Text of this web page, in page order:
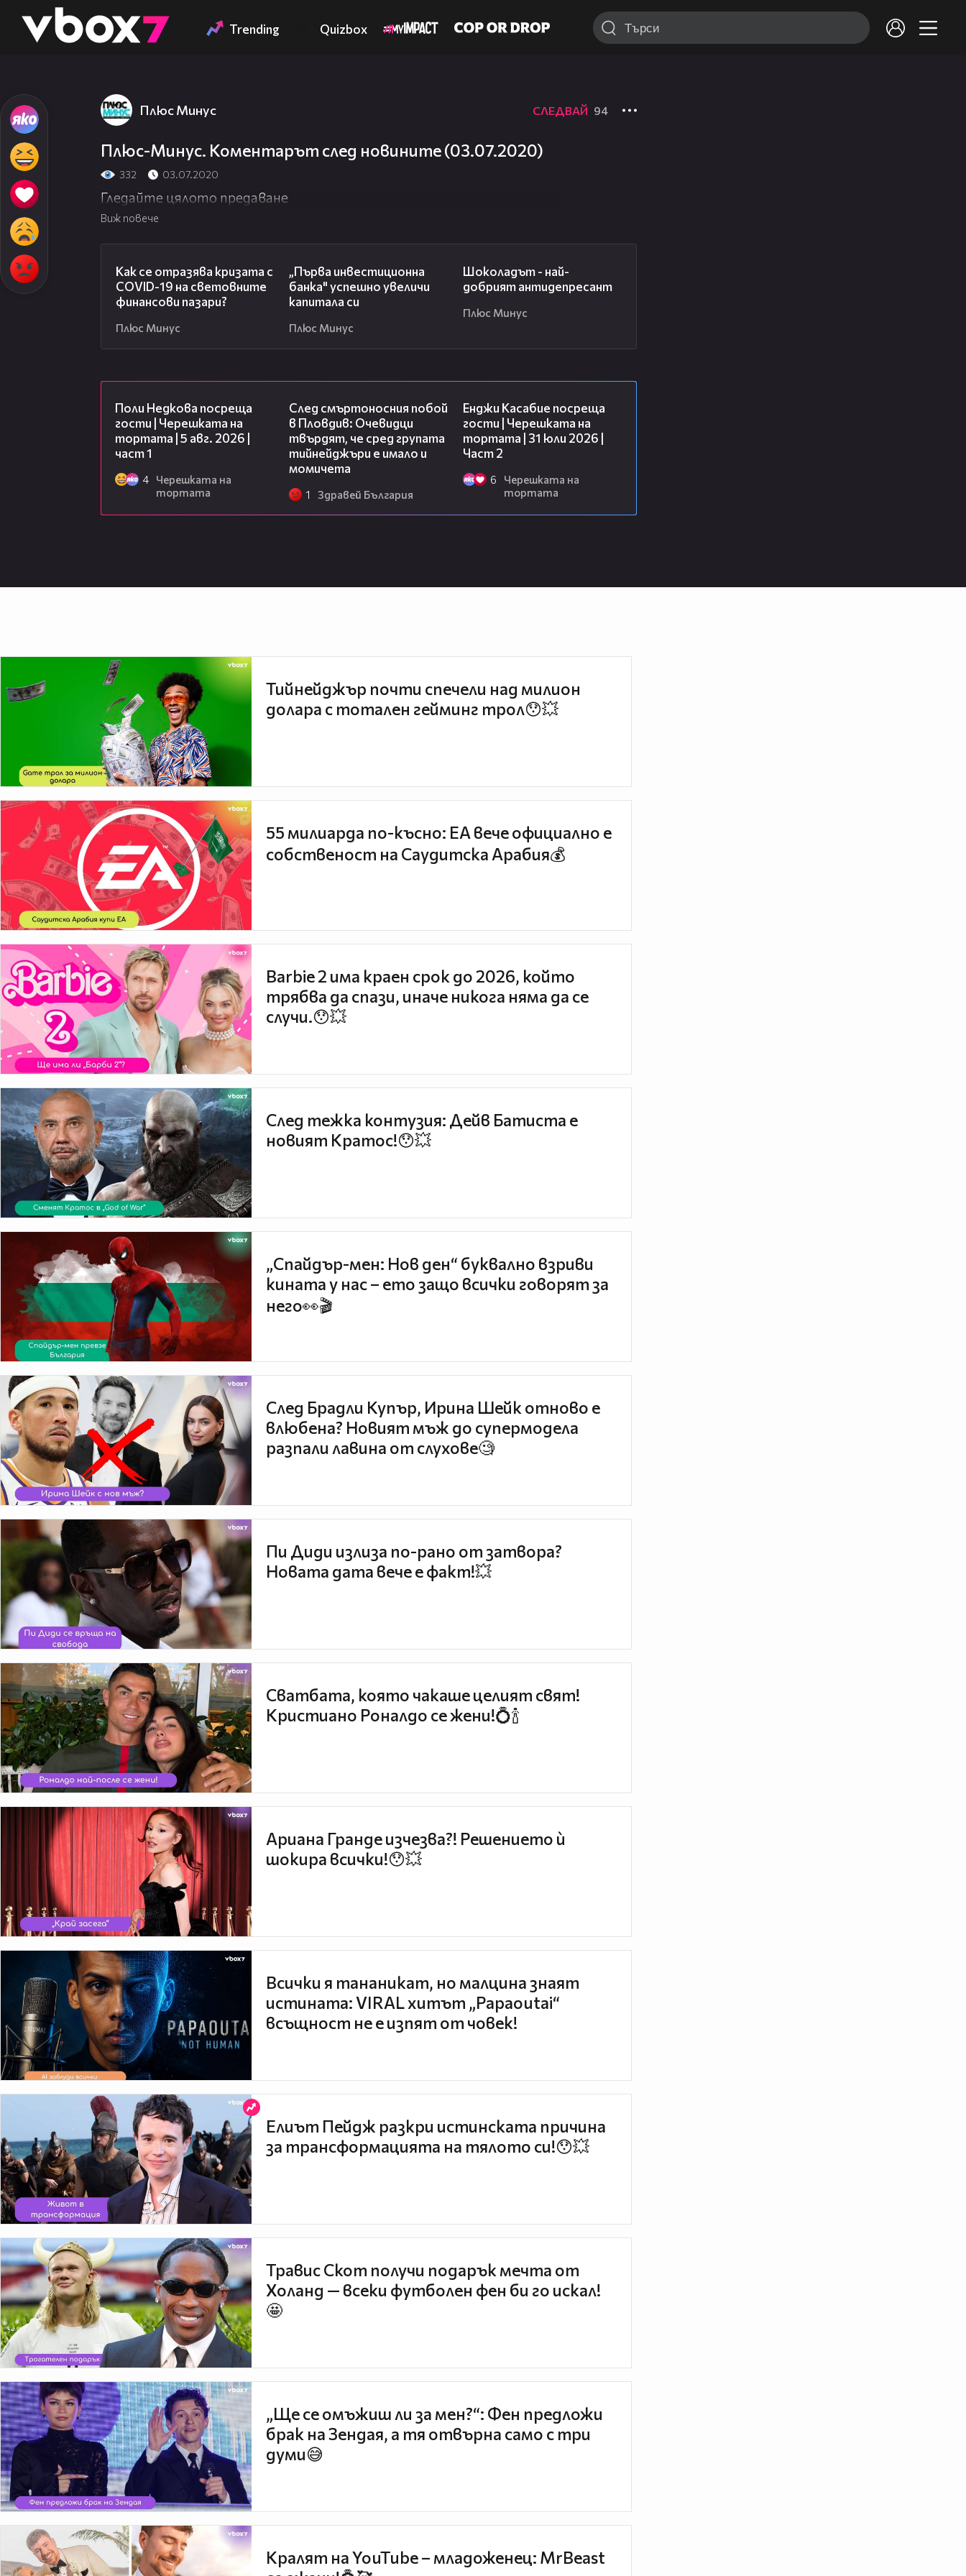
👾 Trending Quizbox
Плюс Минус СЛЕДВАЙ 94
Плюс-Минус. Коментарът след новините (03.07.2020)
332 03.07.2020
Гледайте цялото предаване
Виж повече
Как се отразява кризата с
COVID-19 на световните
финансови пазари?
Плюс Минус
„Първа инвестиционна
банка" успешно увеличи
капитала си
Плюс Минус
Шоколадът - най-
добрият антидепресант
Плюс Минус
Поли Недкова посреща
гости | Черешката на
тортата | 5 авг. 2026 |
част 1
4
Черешката на
тортата
След смъртоносния побой
в Пловдив: Очевидци
твърдят, че сред групата
тийнейджъри е имало и
момичета
1 Здравей България
Енджи Касабие посреща
гости | Черешката на
тортата | 31 юли 2026 |
Част 2
6
Черешката на
тортата
Тийнейджър почти спечели над милион
долара с тотален гейминг трол😯💥
55 милиарда по-късно: EA вече официално е
собственост на Саудитска Арабия💰
Barbie 2 има краен срок до 2026, който
трябва да спази, иначе никога няма да се
случи.😯💥
След тежка контузия: Дейв Батиста е
новият Кратос!😯💥
„Спайдър-мен: Нов ден“ буквално взриви
кината у нас – ето защо всички говорят за
него👀🎬
След Брадли Купър, Ирина Шейк отново е
влюбена? Новият мъж до супермодела
разпали лавина от слухове🧐
Пи Диди излиза по-рано от затвора?
Новата дата вече е факт!💥
Сватбата, която чакаше целият свят!
Кристиано Роналдо се жени!💍🍾
Ариана Гранде изчезва?! Решението ѝ
шокира всички!😯💥
Всички я тананикат, но малцина знаят
истината: VIRAL хитът „Papaoutai“
всъщност не е изпят от човек!
Елиът Пейдж разкри истинската причина
за трансформацията на тялото си!😯💥
Травис Скот получи подарък мечта от
Холанд — всеки футболен фен би го искал!
🤩
„Ще се омъжиш ли за мен?“: Фен предложи
брак на Зендая, а тя отвърна само с три
думи😅
Кралят на YouTube – младоженец: MrBeast